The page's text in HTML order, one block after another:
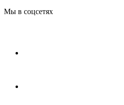
Мы в соцсетях